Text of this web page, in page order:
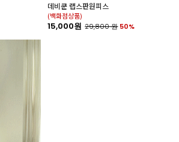
데비쿤 랩스판원피스
(백화점상품)
15,000원 29,800원 50%